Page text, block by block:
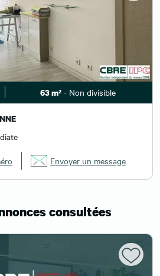
63 m²- Non divisible
Envoyer un message
consultées